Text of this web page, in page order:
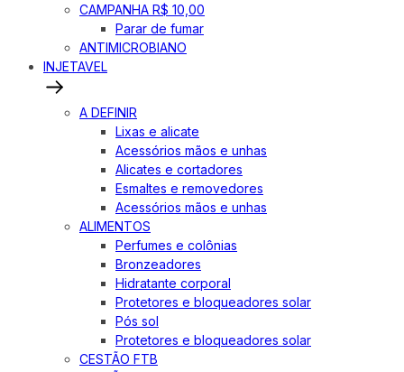
CAMPANHA R$ 10,00
Parar de fumar
ANTIMICROBIANO
INJETAVEL
A DEFINIR
Lixas e alicate
Acessórios mãos e unhas
Alicates e cortadores
Esmaltes e removedores
Acessórios mãos e unhas
ALIMENTOS
Perfumes e colônias
Bronzeadores
Hidratante corporal
Protetores e bloqueadores solar
Pós sol
Protetores e bloqueadores solar
CESTÃO FTB